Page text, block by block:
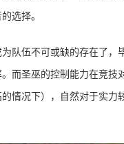
选择。
队伍不可或缺的存在了，
而圣巫的控制能力在竞技
情况下），自然对于实力